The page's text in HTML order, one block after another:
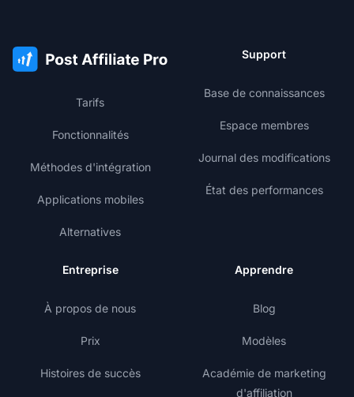
Tarifs
Fonctionnalités
Méthodes d'intégration
Applications mobiles
Alternatives
Support
Base de connaissances
Espace membres
Journal des modifications
État des performances
Entreprise
À propos de nous
Prix
Histoires de succès
Apprendre
Blog
Modèles
Académie de marketing
d'affiliation